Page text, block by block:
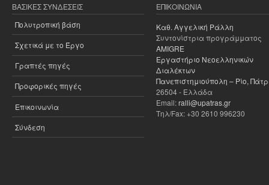
ΒΑΣΙΚΈΣ ΣΥΝΔΈΣΕΙΣ
Πολυτροπική βάση
Σχετικά με το Έργο
Γραπτές πηγές
Προφορικές πηγές
Επικοινωνία
Σύνδεση
ΕΠΙΚΟΙΝΩΝΊΑ
Καθ. Αγγελική Ράλλη
Συντονίστρια προγράμματος
AMIGRE
Εργαστήριο Νεοελληνικών
Διαλέκτων
Πανεπιστημιούπολη – Ρίο,
26504 - Ελλάδα
Email:ralli@upatras.gr
Τηλ/Fax: +30 2610 996230